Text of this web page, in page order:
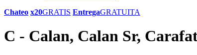
Chateo x20GRATIS EntregaGRATUITA
C - Calan, Calan Sr,